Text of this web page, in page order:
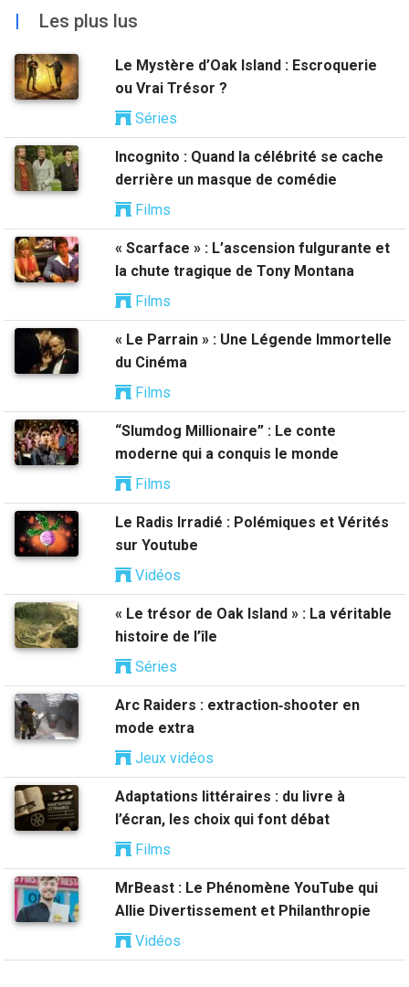
| Les plus lus
Le Mystère d’Oak Island : Escroquerie
ou Vrai Trésor ?
Séries
Incognito : Quand la célébrité se cache
derrière un masque de comédie
Films
« Scarface » : L’ascension fulgurante et
la chute tragique de Tony Montana
Films
« Le Parrain » : Une Légende Immortelle
du Cinéma
Films
“Slumdog Millionaire” : Le conte
moderne qui a conquis le monde
Films
Le Radis Irradié : Polémiques et Vérités
sur Youtube
Vidéos
« Le trésor de Oak Island » : La véritable
histoire de l’île
Séries
Arc Raiders : extraction‑shooter en
mode extra
Jeux vidéos
Adaptations littéraires : du livre à
l’écran, les choix qui font débat
Films
MrBeast : Le Phénomène YouTube qui
Allie Divertissement et Philanthropie
Vidéos